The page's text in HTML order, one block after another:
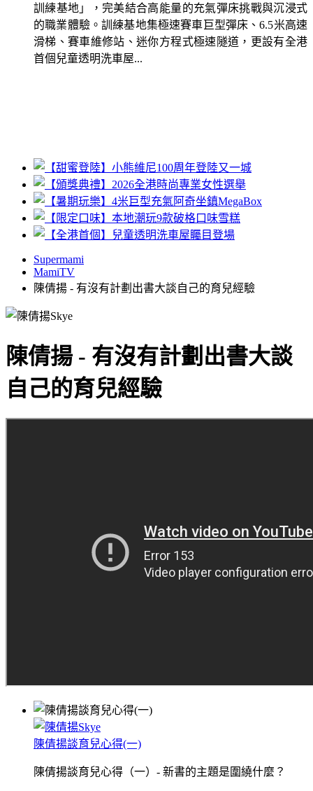
訓練基地」，完美結合高能量的充氣彈床挑戰與沉浸式
的職業體驗。訓練基地集極速賽車巨型彈床、6.5米高速
滑梯、賽車維修站、迷你方程式極速隧道，更設有全港
首個兒童透明洗車屋...
Supermami
MamiTV
陳倩揚 - 有沒有計劃出書大談自己的育兒經驗
陳倩揚 - 有沒有計劃出書大談
自己的育兒經驗
陳倩揚談育兒心得(一)
陳倩揚談育兒心得（一）- 新書的主題是圍繞什麼？